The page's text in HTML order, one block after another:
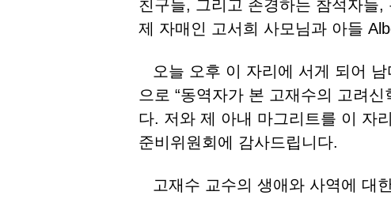
친구들, 그리고 존경하는 참석자들
제 자매인 고서희 사모님과 아들
오늘 오후 이 자리에 서게 되어 남
으로 “동역자가 본 고재수의 고려
다. 저와 제 아내 마그리트를 이 자
준비위원회에 감사드립니다.
고재수 교수의 생애와 사역에 대